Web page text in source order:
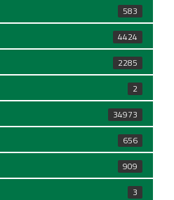
583
4424
2285
2
34973
656
909
3